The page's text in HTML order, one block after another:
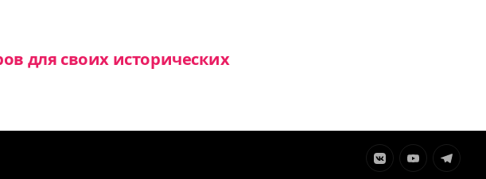
для своих исторических
ЭлементЭлементЭлемент